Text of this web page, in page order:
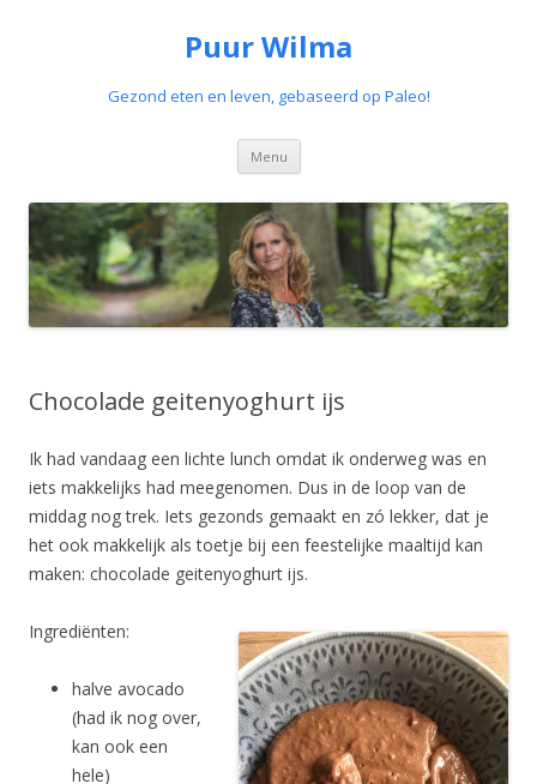
Puur Wilma
Gezond eten en leven, gebaseerd op Paleo!
Menu Spring
de
inhoud
Chocolade geitenyoghurt ijs
Ik had vandaag een lichte lunch omdat ik onderweg was en
iets makkelijks had meegenomen. Dus in de loop van de
middag nog trek. Iets gezonds gemaakt en zó lekker, dat je
het ook makkelijk als toetje bij een feestelijke maaltijd kan
maken: chocolade geitenyoghurt ijs.
Ingrediënten:
halve avocado
(had ik nog over,
kan ook een
hele)